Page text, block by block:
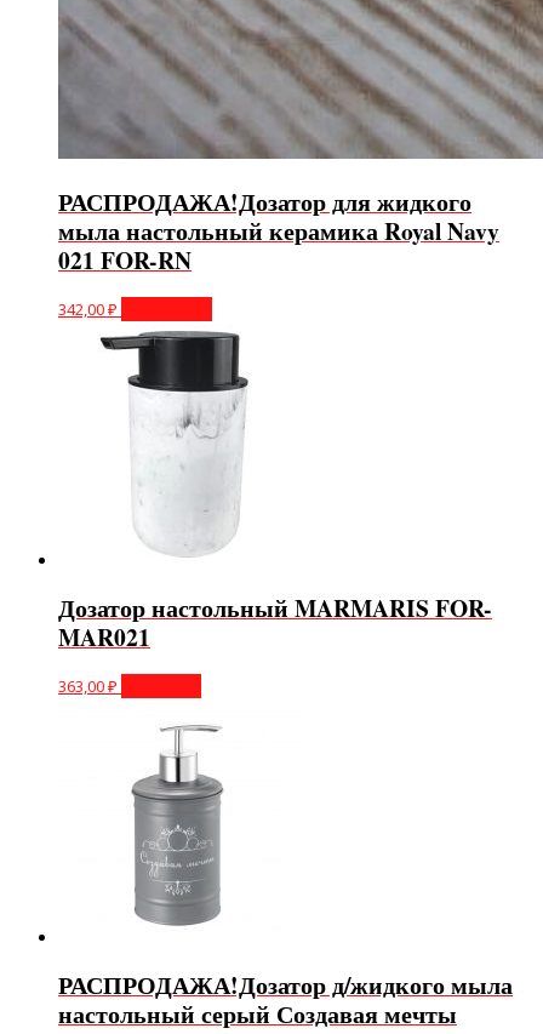
РАСПРОДАЖА!Дозатор для жидкого
мыла настольный керамика Royal Navy
021 FOR-RN
342,00₽
Дозатор настольный MARMARIS FOR-
MAR021
363,00₽
РАСПРОДАЖА!Дозатор д/жидкого мыла
настольный серый Создавая мечты